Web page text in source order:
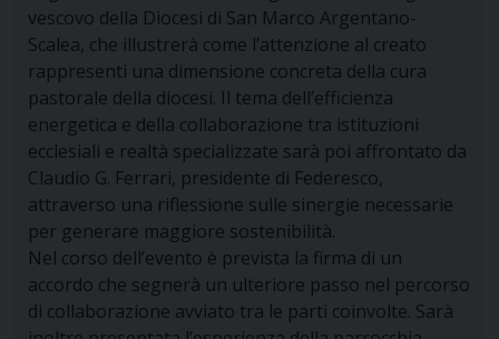
vescovo della Diocesi di San Marco Argentano-
Scalea, che illustrerà come l’attenzione al creato
rappresenti una dimensione concreta della cura
pastorale della diocesi. Il tema dell’efficienza
energetica e della collaborazione tra istituzioni
ecclesiali e realtà specializzate sarà poi affrontato da
Claudio G. Ferrari, presidente di Federesco,
attraverso una riflessione sulle sinergie necessarie
per generare maggiore sostenibilità.
Nel corso dell’evento è prevista la firma di un
accordo che segnerà un ulteriore passo nel percorso
di collaborazione avviato tra le parti coinvolte. Sarà